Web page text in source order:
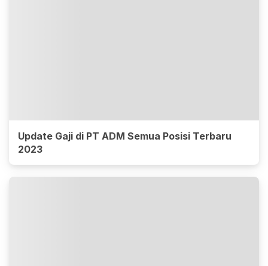
Update Gaji di PT ADM Semua Posisi Terbaru
2023